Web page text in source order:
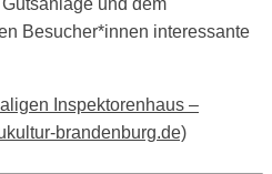
und dem
Besucher*innen interessante
Inspektorenhaus –
brandenburg.de)